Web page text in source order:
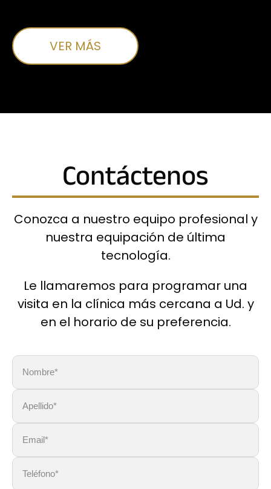
VER MÁS
Contáctenos
Conozca a nuestro equipo profesional y
nuestra equipación de última
tecnología.
Le llamaremos para programar una
visita en la clínica más cercana a Ud. y
en el horario de su preferencia.